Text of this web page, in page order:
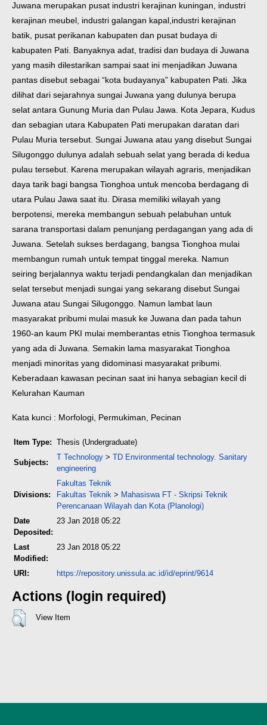
Juwana merupakan pusat industri kerajinan kuningan, industri
kerajinan meubel, industri galangan kapal,industri kerajinan
batik, pusat perikanan kabupaten dan pusat budaya di
kabupaten Pati. Banyaknya adat, tradisi dan budaya di Juwana
yang masih dilestarikan sampai saat ini menjadikan Juwana
pantas disebut sebagai “kota budayanya” kabupaten Pati. Jika
dilihat dari sejarahnya sungai Juwana yang dulunya berupa
selat antara Gunung Muria dan Pulau Jawa. Kota Jepara, Kudus
dan sebagian utara Kabupaten Pati merupakan daratan dari
Pulau Muria tersebut. Sungai Juwana atau yang disebut Sungai
Silugonggo dulunya adalah sebuah selat yang berada di kedua
pulau tersebut. Karena merupakan wilayah agraris, menjadikan
daya tarik bagi bangsa Tionghoa untuk mencoba berdagang di
utara Pulau Jawa saat itu. Dirasa memiliki wilayah yang
berpotensi, mereka membangun sebuah pelabuhan untuk
sarana transportasi dalam penunjang perdagangan yang ada di
Juwana. Setelah sukses berdagang, bangsa Tionghoa mulai
membangun rumah untuk tempat tinggal mereka. Namun
seiring berjalannya waktu terjadi pendangkalan dan menjadikan
selat tersebut menjadi sungai yang sekarang disebut Sungai
Juwana atau Sungai Silugonggo. Namun lambat laun
masyarakat pribumi mulai masuk ke Juwana dan pada tahun
1960-an kaum PKI mulai memberantas etnis Tionghoa termasuk
yang ada di Juwana. Semakin lama masyarakat Tionghoa
menjadi minoritas yang didominasi masyarakat pribumi.
Keberadaan kawasan pecinan saat ini hanya sebagian kecil di
Kelurahan Kauman
Kata kunci : Morfologi, Permukiman, Pecinan
Item Type: Thesis (Undergraduate)
Subjects:
T Technology > TD Environmental technology. Sanitary
engineering
Divisions:
Fakultas Teknik
Fakultas Teknik > Mahasiswa FT - Skripsi Teknik
Perencanaan Wilayah dan Kota (Planologi)
Date
Deposited:
23 Jan 2018 05:22
Last
Modified:
23 Jan 2018 05:22
URI: https://repository.unissula.ac.id/id/eprint/9614
Actions (login required)
View Item